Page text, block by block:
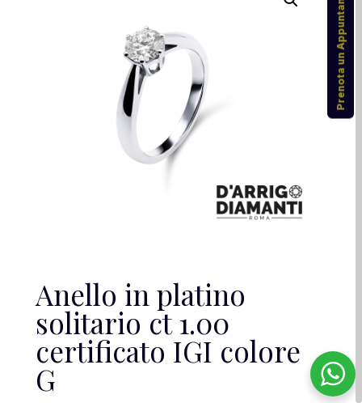
Anello in platino
solitario ct 1.00
certificato IGI colore
G
Prenota un Appuntamento